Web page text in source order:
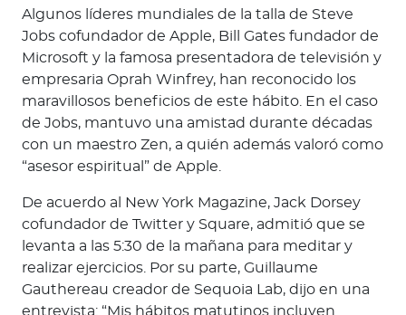
Algunos líderes mundiales de la talla de Steve
Jobs cofundador de Apple, Bill Gates fundador de
Microsoft y la famosa presentadora de televisión y
empresaria Oprah Winfrey, han reconocido los
maravillosos beneficios de este hábito. En el caso
de Jobs, mantuvo una amistad durante décadas
con un maestro Zen, a quién además valoró como
“asesor espiritual” de Apple.
De acuerdo al New York Magazine, Jack Dorsey
cofundador de Twitter y Square, admitió que se
levanta a las 5:30 de la mañana para meditar y
realizar ejercicios. Por su parte, Guillaume
Gauthereau creador de Sequoia Lab, dijo en una
entrevista: “Mis hábitos matutinos incluyen